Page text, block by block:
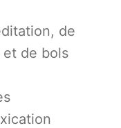
de
et de bols